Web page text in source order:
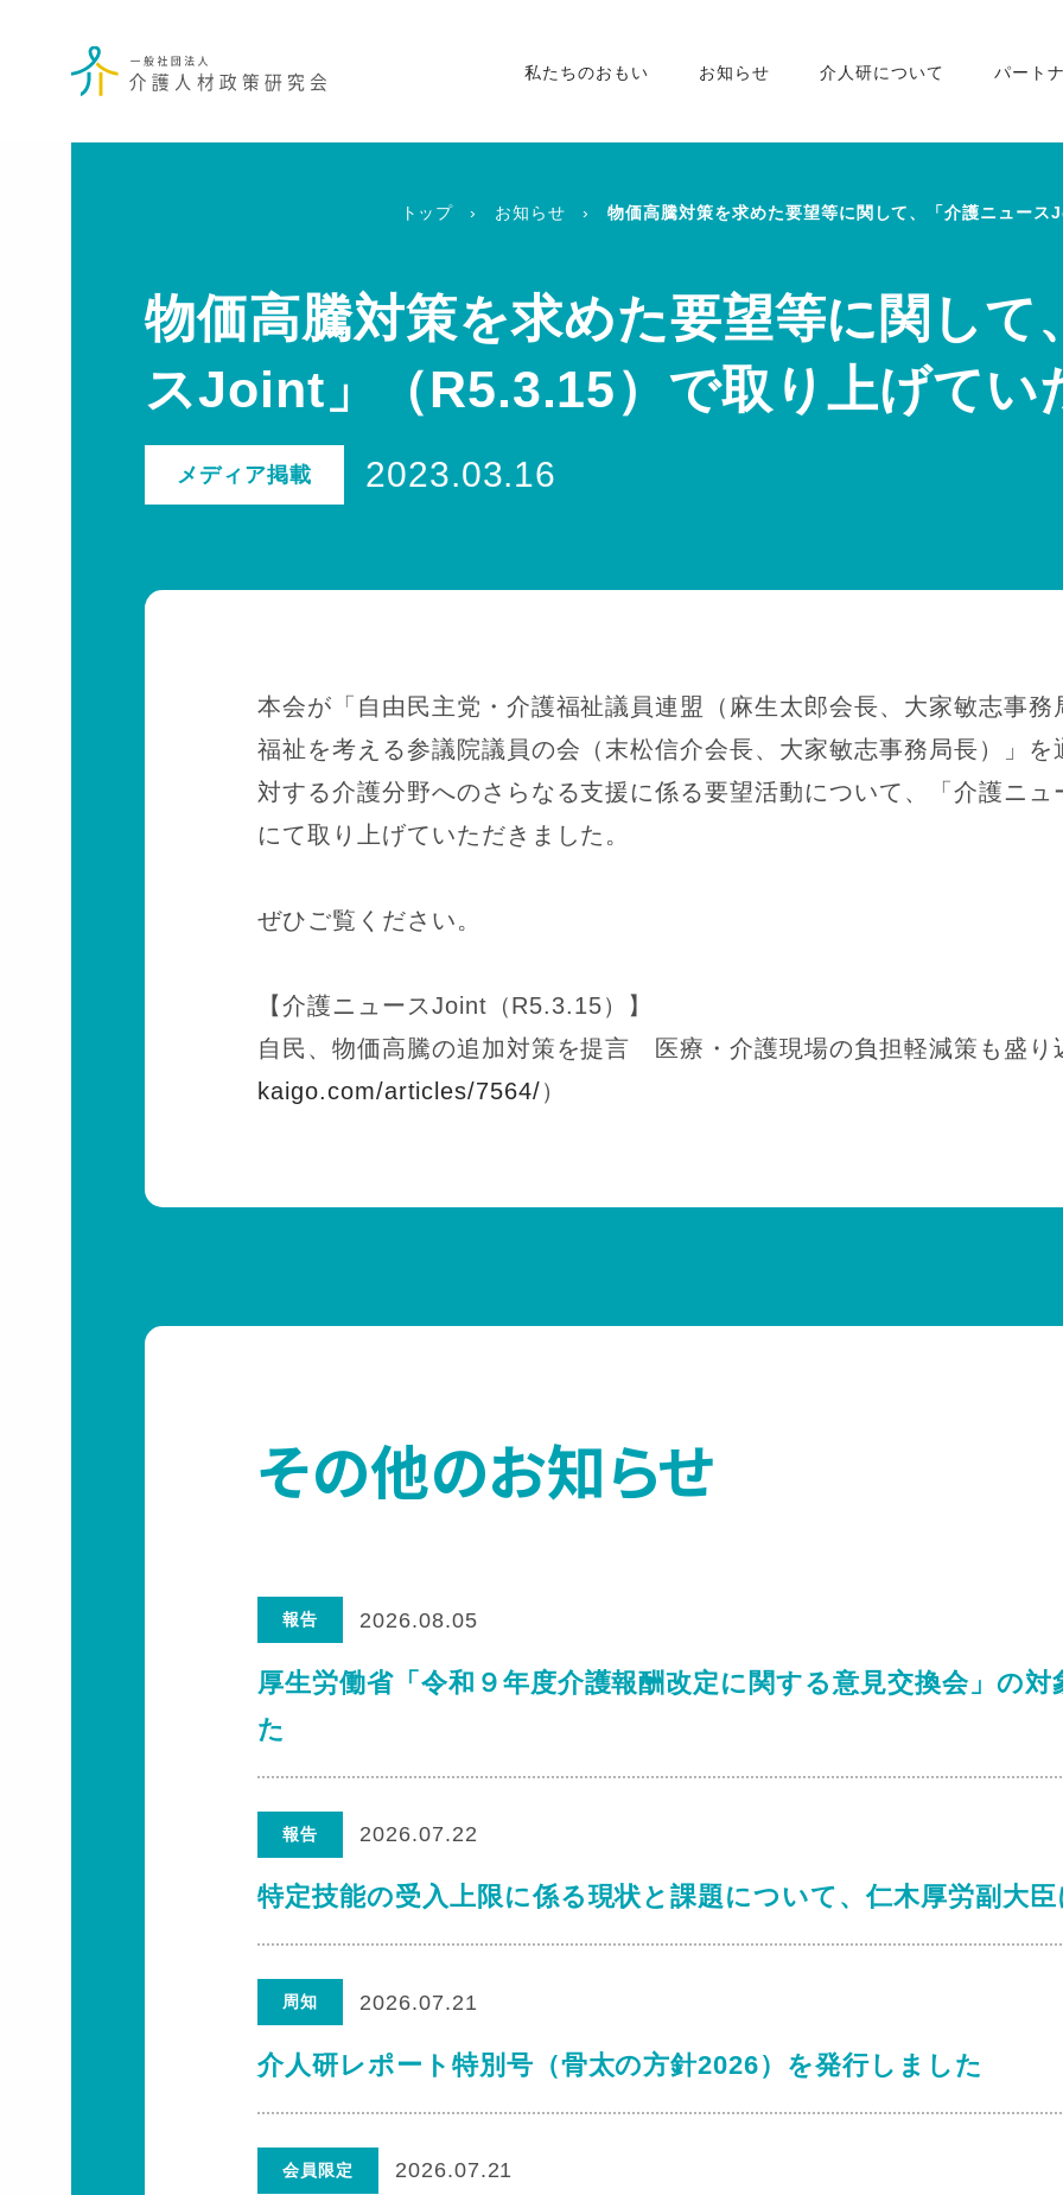
私たちのおもい お知らせ 介人研について パート
トップ お知らせ 物価高騰対策を求めた要望等に関して、「介護ニュー
物価高騰対策を求めた要望等に関して
スJoint」（R5.3.15）で取り上げてい
メディア掲載 2023.03.16
本会が「自由民主党・介護福祉議員連盟（麻生太郎会長、大家敏志事
福祉を考える参議院議員の会（末松信介会長、大家敏志事務局長）」
対する介護分野へのさらなる支援に係る要望活動について、「介護ニ
にて取り上げていただきました。
ぜひご覧ください。
【介護ニュースJoint（R5.3.15）】
自民、物価高騰の追加対策を提言 医療・介護現場の負担軽減策も盛り
kaigo.com/articles/7564/）
その他のお知らせ
報告 2026.08.05
厚生労働省「令和９年度介護報酬改定に関する意見交換会」の
た
報告 2026.07.22
特定技能の受入上限に係る現状と課題について、仁木厚労副大
周知 2026.07.21
介人研レポート特別号（骨太の方針2026）を発行しました
会員限定 2026.07.21